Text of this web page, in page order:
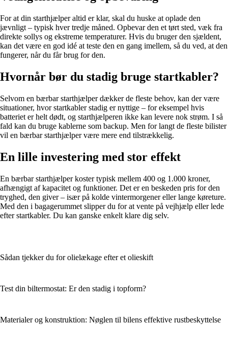
For at din starthjælper altid er klar, skal du huske at oplade den
jævnligt – typisk hver tredje måned. Opbevar den et tørt sted, væk fra
direkte sollys og ekstreme temperaturer. Hvis du bruger den sjældent,
kan det være en god idé at teste den en gang imellem, så du ved, at den
fungerer, når du får brug for den.
Hvornår bør du stadig bruge startkabler?
Selvom en bærbar starthjælper dækker de fleste behov, kan der være
situationer, hvor startkabler stadig er nyttige – for eksempel hvis
batteriet er helt dødt, og starthjælperen ikke kan levere nok strøm. I så
fald kan du bruge kablerne som backup. Men for langt de fleste bilister
vil en bærbar starthjælper være mere end tilstrækkelig.
En lille investering med stor effekt
En bærbar starthjælper koster typisk mellem 400 og 1.000 kroner,
afhængigt af kapacitet og funktioner. Det er en beskeden pris for den
tryghed, den giver – især på kolde vintermorgener eller lange køreture.
Med den i bagagerummet slipper du for at vente på vejhjælp eller lede
efter startkabler. Du kan ganske enkelt klare dig selv.
Sådan tjekker du for olielækage efter et olieskift
Test din biltermostat: Er den stadig i topform?
Materialer og konstruktion: Nøglen til bilens effektive rustbeskyttelse